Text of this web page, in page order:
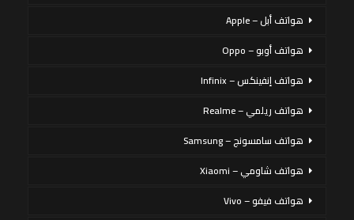
هواتف أبل – Apple
هواتف أوبو – Oppo
هواتف إنفينكس – Infinix
هواتف ريلمي – Realme
هواتف سامسونج – Samsung
هواتف شاومي – Xiaomi
هواتف فيفو – Vivo